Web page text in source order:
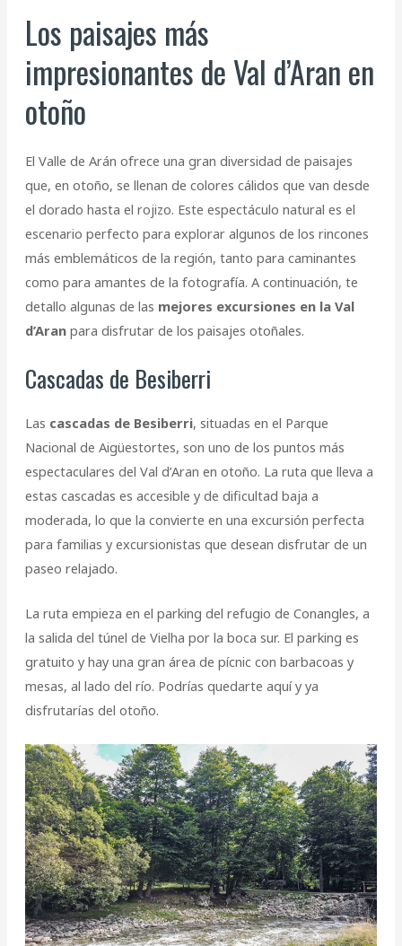
Los paisajes más
impresionantes de Val d’Aran en
otoño
El Valle de Arán ofrece una gran diversidad de paisajes
que, en otoño, se llenan de colores cálidos que van desde
el dorado hasta el rojizo. Este espectáculo natural es el
escenario perfecto para explorar algunos de los rincones
más emblemáticos de la región, tanto para caminantes
como para amantes de la fotografía. A continuación, te
detallo algunas de las mejores excursiones en la Val
d’Aranpara disfrutar de los paisajes otoñales.
Cascadas de Besiberri
Las cascadas de Besiberri, situadas en el Parque
Nacional de Aigüestortes, son uno de los puntos más
espectaculares del Val d’Aran en otoño. La ruta que lleva a
estas cascadas es accesible y de dificultad baja a
moderada, lo que la convierte en una excursión perfecta
para familias y excursionistas que desean disfrutar de un
paseo relajado.
La ruta empieza en el parking del refugio de Conangles, a
la salida del túnel de Vielha por la boca sur. El parking es
gratuito y hay una gran área de pícnic con barbacoas y
mesas, al lado del río. Podrías quedarte aquí y ya
disfrutarías del otoño.